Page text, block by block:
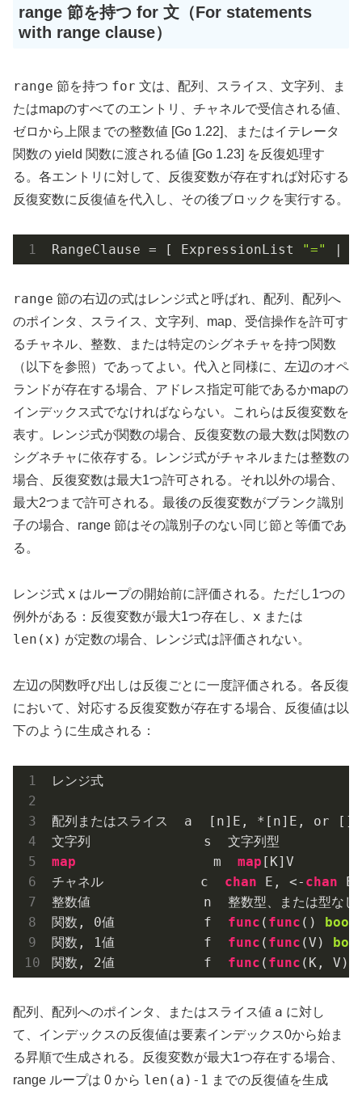
range 節を持つ for 文（For statements
with range clause）
range 節を持つ for 文は、配列、スライス、文字列、ま
たはmapのすべてのエントリ、チャネルで受信される値、
ゼロから上限までの整数値 [Go 1.22]、またはイテレータ
関数の yield 関数に渡される値 [Go 1.23] を反復処理す
る。各エントリに対して、反復変数が存在すれば対応する
反復変数に反復値を代入し、その後ブロックを実行する。
RangeClause = [ ExpressionList "=" |
range 節の右辺の式はレンジ式と呼ばれ、配列、配列へ
のポインタ、スライス、文字列、map、受信操作を許可す
るチャネル、整数、または特定のシグネチャを持つ関数
（以下を参照）であってよい。代入と同様に、左辺のオペ
ランドが存在する場合、アドレス指定可能であるかmapの
インデックス式でなければならない。これらは反復変数を
表す。レンジ式が関数の場合、反復変数の最大数は関数の
シグネチャに依存する。レンジ式がチャネルまたは整数の
場合、反復変数は最大1つ許可される。それ以外の場合、
最大2つまで許可される。最後の反復変数がブランク識別
子の場合、range 節はその識別子のない同じ節と等価であ
る。
レンジ式 x はループの開始前に評価される。ただし1つの
例外がある：反復変数が最大1つ存在し、 x または
len(x) が定数の場合、レンジ式は評価されない。
左辺の関数呼び出しは反復ごとに一度評価される。各反復
において、対応する反復変数が存在する場合、反復値は以
下のように生成される：
レン
配列またはスライス  a  [n]E, *[n]E,
文字列              s  文字列型
map
                 m
map [K]V
チャネル            c chan E, <- chan
整数値              n  整数型、または型な
関数, 0値           f func ( func () bool
関数,
1値           f func ( func (V)
関数, 2値           f func ( func (K, V)
配列、配列へのポインタ、またはスライス値 a に対し
て、インデックスの反復値は要素インデックス0から始ま
る昇順で生成される。反復変数が最大1つ存在する場合、
range ループは 0 から len(a)-1 までの反復値を生成